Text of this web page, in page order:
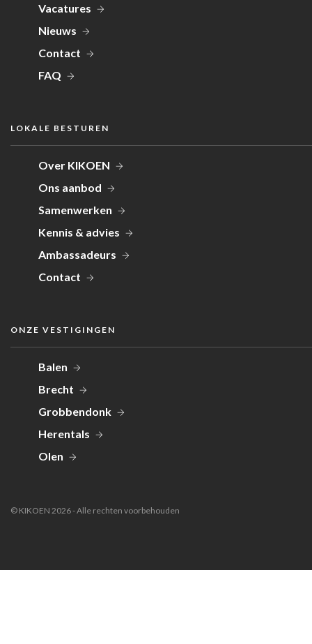
Vacatures
Nieuws
Contact
FAQ
LOKALE BESTUREN
Over KIKOEN
Ons aanbod
Samenwerken
Kennis & advies
Ambassadeurs
Contact
ONZE VESTIGINGEN
Balen
Brecht
Grobbendonk
Herentals
Olen
© KIKOEN 2026 - Alle rechten voorbehouden